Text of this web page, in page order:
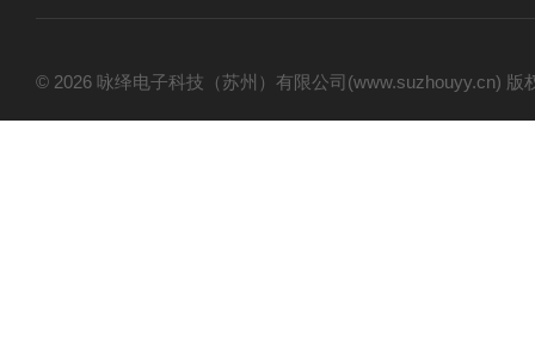
© 2026 咏绎电子科技（苏州）有限公司(www.suzhouyy.cn)